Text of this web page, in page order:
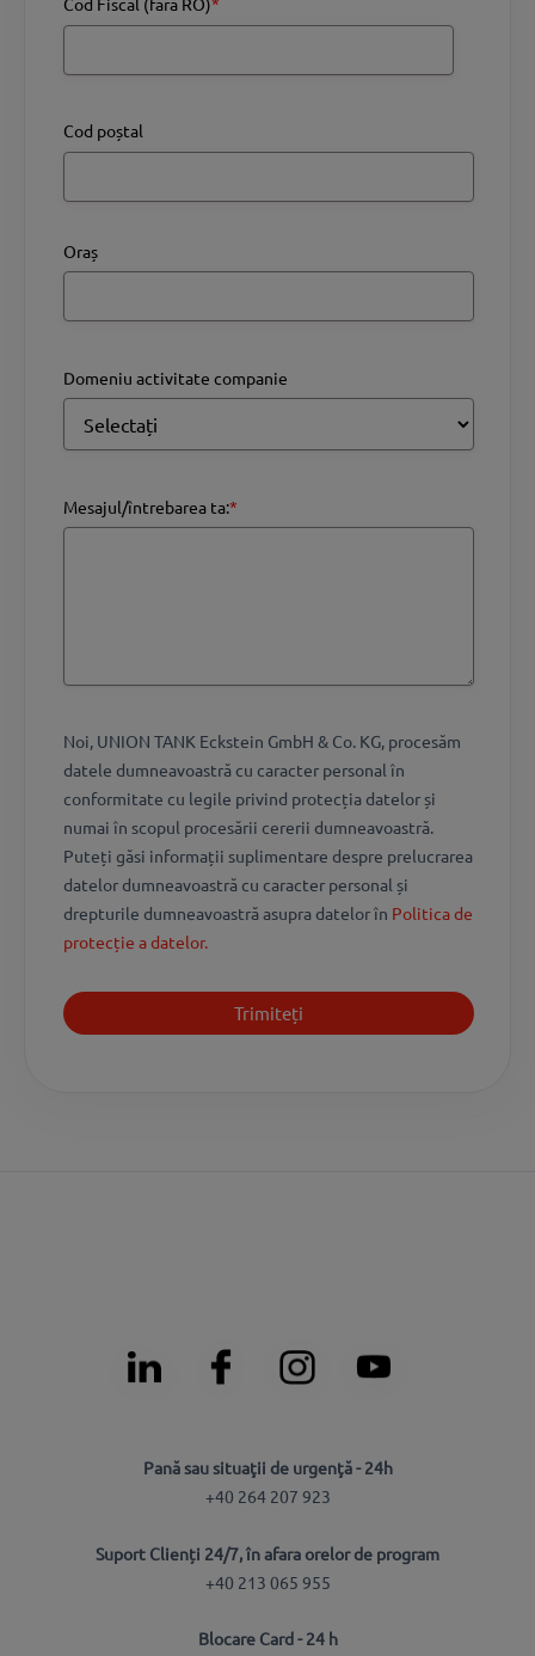
Cod poștal
Oraș
Domeniu activitate companie
Mesajul/întrebarea ta:*
Noi, UNION TANK Eckstein GmbH & Co. KG, procesăm
datele dumneavoastră cu caracter personal în
conformitate cu legile privind protecția datelor și
numai în scopul procesării cererii dumneavoastră.
Puteți găsi informații suplimentare despre prelucrarea
datelor dumneavoastră cu caracter personal și
drepturile dumneavoastră asupra datelor în Politica de
protecție a datelor.
Pană sau situaţii de urgenţă - 24h
+40 264 207 923
Suport Clienți 24/7, în afara orelor de program
+40 213 065 955
Blocare Card - 24 h